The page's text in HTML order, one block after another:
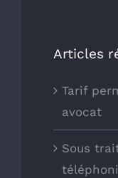
Articles
Tarif
avocat
Sous